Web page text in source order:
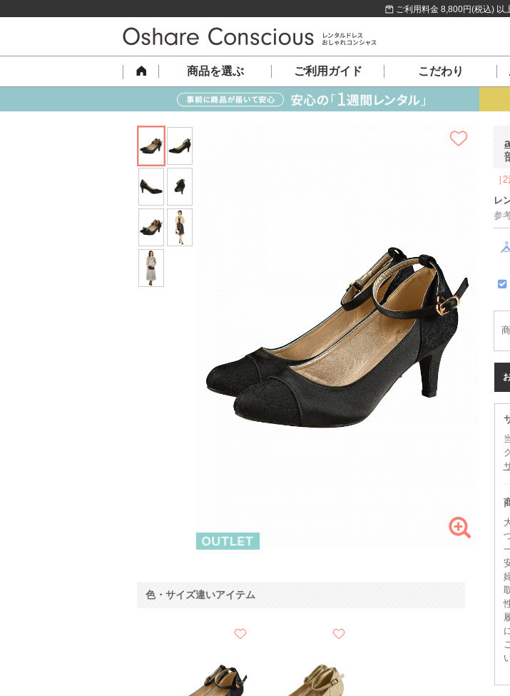
ご利用料金 8,800円(税込) 以
商品を選ぶ ご利用ガイド こだわり
［
レ
参
色・サイズ違いアイテム